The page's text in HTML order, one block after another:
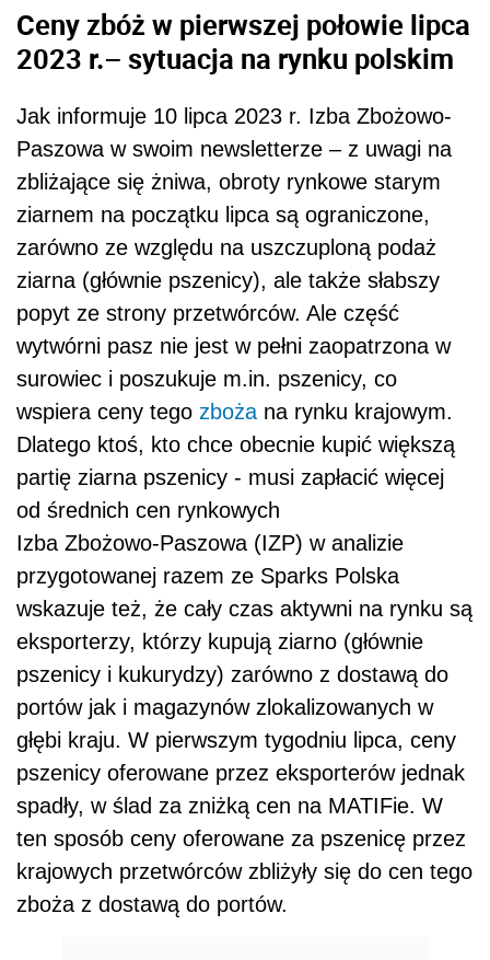
Ceny zbóż w pierwszej połowie lipca
2023 r.– sytuacja na rynku polskim
Jak informuje 10 lipca 2023 r. Izba Zbożowo-
Paszowa w swoim newsletterze – z uwagi na
zbliżające się żniwa, obroty rynkowe starym
ziarnem na początku lipca są ograniczone,
zarówno ze względu na uszczuploną podaż
ziarna (głównie pszenicy), ale także słabszy
popyt ze strony przetwórców. Ale część
wytwórni pasz nie jest w pełni zaopatrzona w
surowiec i poszukuje m.in. pszenicy, co
wspiera ceny tego zboża na rynku krajowym.
Dlatego ktoś, kto chce obecnie kupić większą
partię ziarna pszenicy - musi zapłacić więcej
od średnich cen rynkowych
Izba Zbożowo-Paszowa (IZP) w analizie
przygotowanej razem ze Sparks Polska
wskazuje też, że cały czas aktywni na rynku są
eksporterzy, którzy kupują ziarno (głównie
pszenicy i kukurydzy) zarówno z dostawą do
portów jak i magazynów zlokalizowanych w
głębi kraju. W pierwszym tygodniu lipca, ceny
pszenicy oferowane przez eksporterów jednak
spadły, w ślad za zniżką cen na MATIFie. W
ten sposób ceny oferowane za pszenicę przez
krajowych przetwórców zbliżyły się do cen tego
zboża z dostawą do portów.